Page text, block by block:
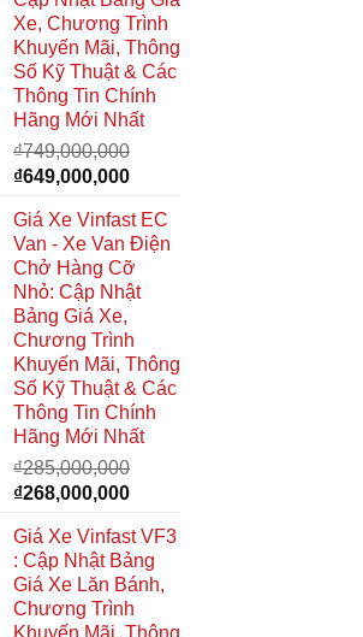
Xe, Chương Trình
Khuyến Mãi, Thông
Số Kỹ Thuật & Các
Thông Tin Chính
Hãng Mới Nhất
₫749,000,000
Giá
là:
₫749,000,000.
₫649,000,000Giá
tại
là:
₫649,000,000.
Giá Xe Vinfast EC
Van - Xe Van Điện
Chở Hàng Cỡ
Nhỏ: Cập Nhật
Bảng Giá Xe,
Chương Trình
Khuyến Mãi, Thông
Số Kỹ Thuật & Các
Thông Tin Chính
Hãng Mới Nhất
₫285,000,000
Giá
là:
₫285,000,000.
₫268,000,000Giá
tại
là:
₫268,000,000.
Giá Xe Vinfast VF3
: Cập Nhật Bảng
Giá Xe Lăn Bánh,
Chương Trình
Khuyến Mãi, Thông